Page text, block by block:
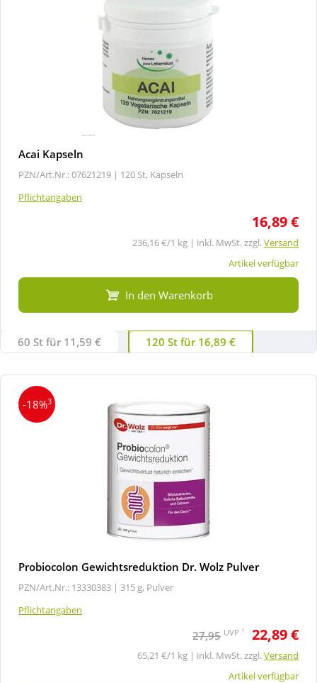
Acai Kapseln
PZN/Art.Nr.: 07621219 | 120 St, Kapseln
Pflichtangaben
16,89 €
236,16 €/1 kg | inkl. MwSt. zzgl.Versand
Artikel verfügbar
In den Warenkorb
60 St für 11,59 € 120 St für 16,89 €
-18%3
Probiocolon Gewichtsreduktion Dr. Wolz Pulver
PZN/Art.Nr.: 13330383 | 315 g, Pulver
Pflichtangaben
27,95 UVP 1 22,89 €
65,21 €/1 kg | inkl. MwSt. zzgl.Versand
Artikel verfügbar